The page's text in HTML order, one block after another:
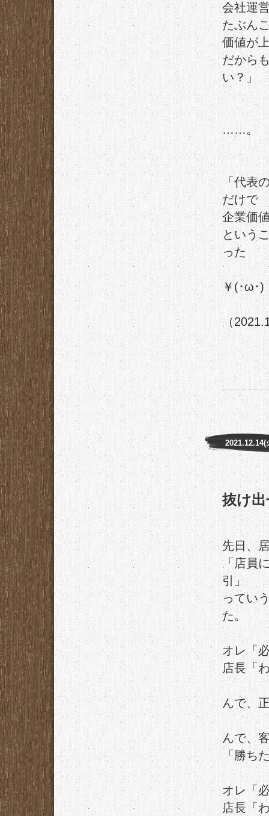
会社運
たぶん
価値が
だから
い？」
……。
「代表
だけで
企業価
という
った
￥(･ω･)
（
2021.12.14(
抜け
先日、
「店員
引」
ってい
た。
オレ「
店長「
んで、
んで、
「勝ち
オレ「
店長「